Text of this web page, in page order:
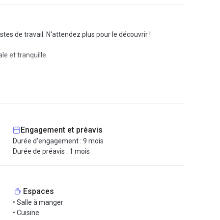
de travail. N'attendez plus pour le découvrir !
et tranquille.
Fi, l'accès à une imprimante professionnel / scanner,
tout le mobilier nécessaire, des place de parking en
Engagement et préavis
Durée d'engagement : 9 mois
Durée de préavis : 1 mois
Espaces
• Salle à manger
• Cuisine